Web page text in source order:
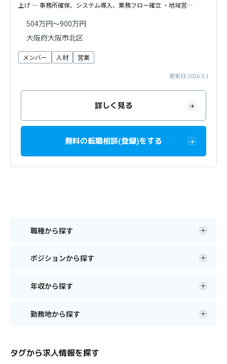
上げ — 事務所確保、システム導入、業務フロー確立 ・地域営…
504万円～900万円
大阪府大阪市北区
メンバー 人材 営業
更新日:2026.5.1
詳しく見る
無料の転職相談(登録)をする
職種から探す
ポジションから探す
年収から探す
勤務地から探す
タグから求人情報を探す